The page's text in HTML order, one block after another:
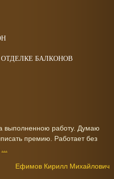
БАЛКОНОВ
выполненною работу. Думаю
премию. Работает без
...
Ефимов Кирилл Михайлович